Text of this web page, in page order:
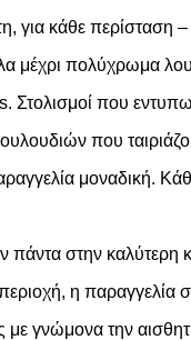
κάθε περίσταση
μέχρι πολύχρωμα
Στολισμοί που
που
μοναδική.
πάντα στην καλύτερη
η παραγγελία
γνώμονα την